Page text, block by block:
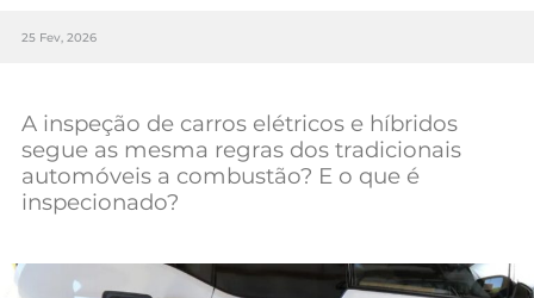
Sociedade
Negócios
Mundial 2026
25 Fev, 2026
A inspeção de carros elétricos e híbridos
segue as mesma regras dos tradicionais
automóveis a combustão? E o que é
inspecionado?